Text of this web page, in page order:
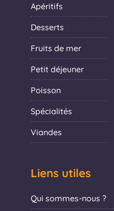
Apéritifs
Desserts
Fruits de mer
Petit déjeuner
Poisson
Spécialités
Viandes
Liens utiles
Qui sommes-nous ?